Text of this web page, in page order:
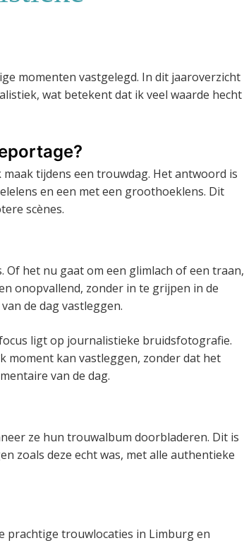
momenten vastgelegd. In dit jaaroverzicht
wat betekent dat ik veel waarde hecht
tijdens een trouwdag. Het antwoord is
en een met een groothoeklens. Dit
scènes.
het nu gaat om een glimlach of een traan,
onopvallend, zonder in te grijpen in de
de dag vastleggen.
ligt op journalistieke bruidsfotografie.
moment kan vastleggen, zonder dat het
van de dag.
ze hun trouwalbum doorbladeren. Dit is
zoals deze echt was, met alle authentieke
prachtige trouwlocaties in Limburg en